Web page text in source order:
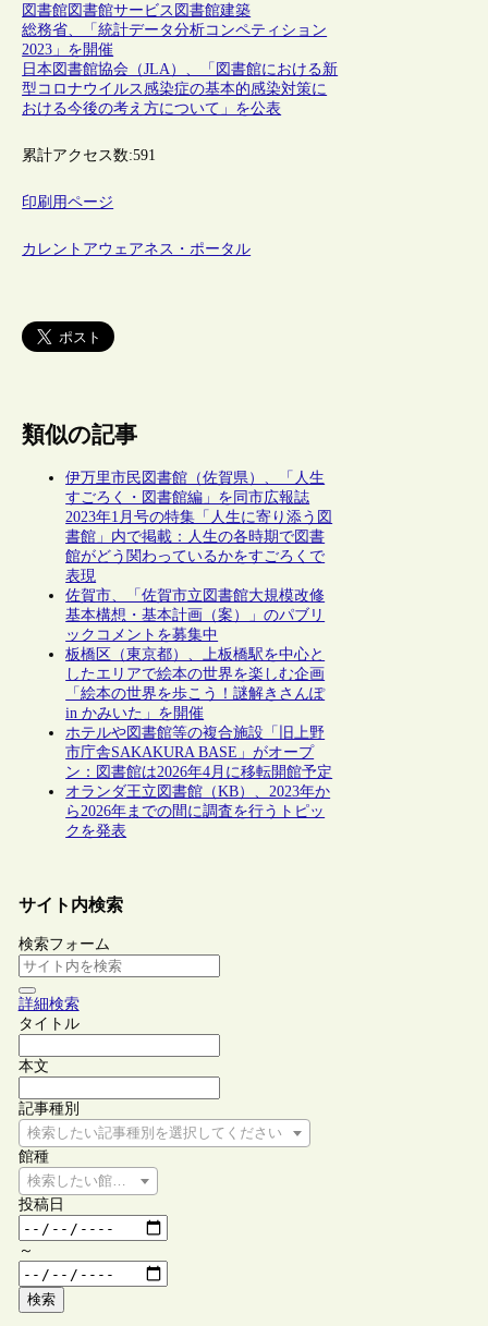
図書館図書館サービス 図書館建築
総務省、「統計データ分析コンペティション
2023」を開催
日本図書館協会（JLA）、「図書館における新
型コロナウイルス感染症の基本的感染対策に
おける今後の考え方について」を公表
累計アクセス数:591
印刷用ページ
カレントアウェアネス・ポータル
類似の記事
伊万里市民図書館（佐賀県）、「人生
すごろく・図書館編」を同市広報誌
2023年1月号の特集「人生に寄り添う図
書館」内で掲載：人生の各時期で図書
館がどう関わっているかをすごろくで
表現
佐賀市、「佐賀市立図書館大規模改修
基本構想・基本計画（案）」のパブリ
ックコメントを募集中
板橋区（東京都）、上板橋駅を中心と
したエリアで絵本の世界を楽しむ企画
「絵本の世界を歩こう！謎解きさんぽ
in かみいた」を開催
ホテルや図書館等の複合施設「旧上野
市庁舎SAKAKURA BASE」がオープ
ン：図書館は2026年4月に移転開館予定
オランダ王立図書館（KB）、2023年か
ら2026年までの間に調査を行うトピッ
クを発表
サイト内検索
検索フォーム
詳細検索
タイトル
本文
記事種別
検索したい記事種別を選択してください
館種
検索したい館種を選択してください
投稿日
～
検索